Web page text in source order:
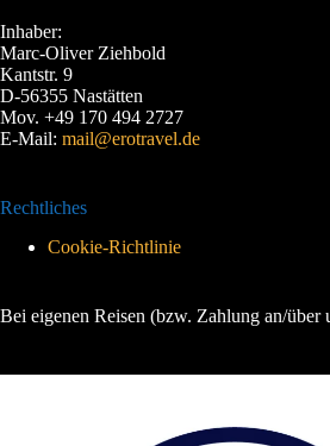
Inhaber:
Marc-Oliver Ziehbold
Kantstr. 9
D-56355 Nastätten
Mov. +49 170 494 2727
E-Mail: mail@erotravel.de
Rechtliches
Cookie-Richtlinie
Bei eigenen Reisen (bzw. Zahlung an/über